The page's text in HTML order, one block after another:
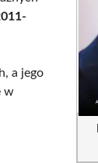
a jego
w